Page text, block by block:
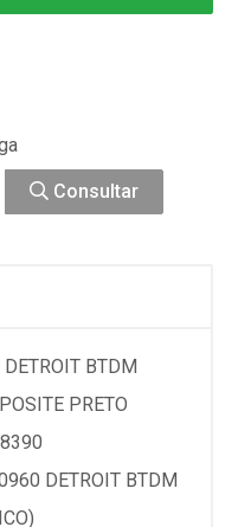
Consultar
BTDM
PRETO
DETROIT BTDM